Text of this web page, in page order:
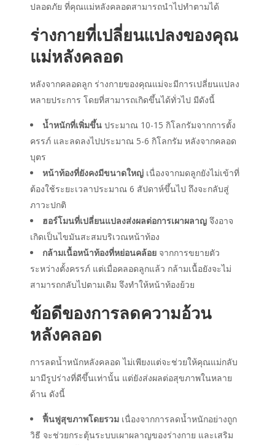
ปลอดภัย ที่คุณแม่หลังคลอดสามารถนำไปทำตามได้
ร่างกายที่เปลี่ยนแปลงของคุณ
แม่หลังคลอด
หลังจากคลอดลูก ร่างกายของคุณแม่จะมีการเปลี่ยนแปลง
หลายประการ โดยที่สามารถเกิดขึ้นได้ทั่วไป มีดังนี้
น้ำหนักที่เพิ่มขึ้น ประมาณ 10-15 กิโลกรัมจากการตั้ง
ครรภ์ และลดลงไปประมาณ 5-6 กิโลกรัม หลังจากคลอด
บุตร
หน้าท้องที่ยังคงมีขนาดใหญ่ เนื่องจากมดลูกยังไม่เข้าที่
ต้องใช้ระยะเวลาประมาณ 6 สัปดาห์ขึ้นไป ถึงจะกลับสู่
ภาวะปกติ
ฮอร์โมนที่เปลี่ยนแปลงส่งผลต่อการเผาผลาญ จึงอาจ
เกิดเป็นไขมันสะสมบริเวณหน้าท้อง
กล้ามเนื้อหน้าท้องที่หย่อนคล้อย จากการขยายตัว
ระหว่างตั้งครรภ์ แต่เมื่อคลอดลูกแล้ว กล้ามเนื้อยังจะไม่
สามารถกลับไปตามเดิม จึงทำให้หน้าท้องย้วย
ข้อดีของการลดความอ้วน
หลังคลอด
การลดน้ำหนักหลังคลอด ไม่เพียงแต่จะช่วยให้คุณแม่กลับ
มามีรูปร่างที่ดีขึ้นเท่านั้น แต่ยังส่งผลต่อสุขภาพในหลาย
ด้าน ดังนี้
ฟื้นฟูสุขภาพโดยรวม เนื่องจากการลดน้ำหนักอย่างถูก
วิธี จะช่วยกระตุ้นระบบเผาผลาญของร่างกาย และเสริม